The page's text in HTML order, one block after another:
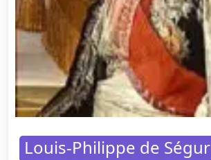
Louis-Philippe de Ségur